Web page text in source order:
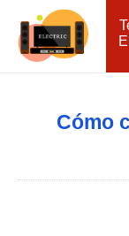
Cómo